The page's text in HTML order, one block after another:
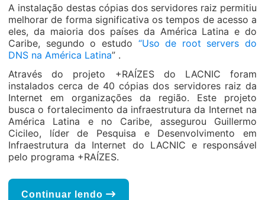
A instalação destas cópias dos servidores raiz permitiu
melhorar de forma significativa os tempos de acesso a
eles, da maioria dos países da América Latina e do
Caribe, segundo o estudo “Uso de root servers do
DNS na América Latina” .
Através do projeto +RAÍZES do LACNIC foram
instalados cerca de 40 cópias dos servidores raiz da
Internet em organizações da região. Este projeto
busca o fortalecimento da infraestrutura da Internet na
América Latina e no Caribe, assegurou Guillermo
Cicileo, líder de Pesquisa e Desenvolvimento em
Infraestrutura da Internet do LACNIC e responsável
pelo programa +RAÍZES.
Continuar lendo